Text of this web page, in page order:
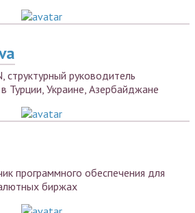
структурный руководитель
Турции, Украине, Азербайджане
программного обеспечения для
биржах